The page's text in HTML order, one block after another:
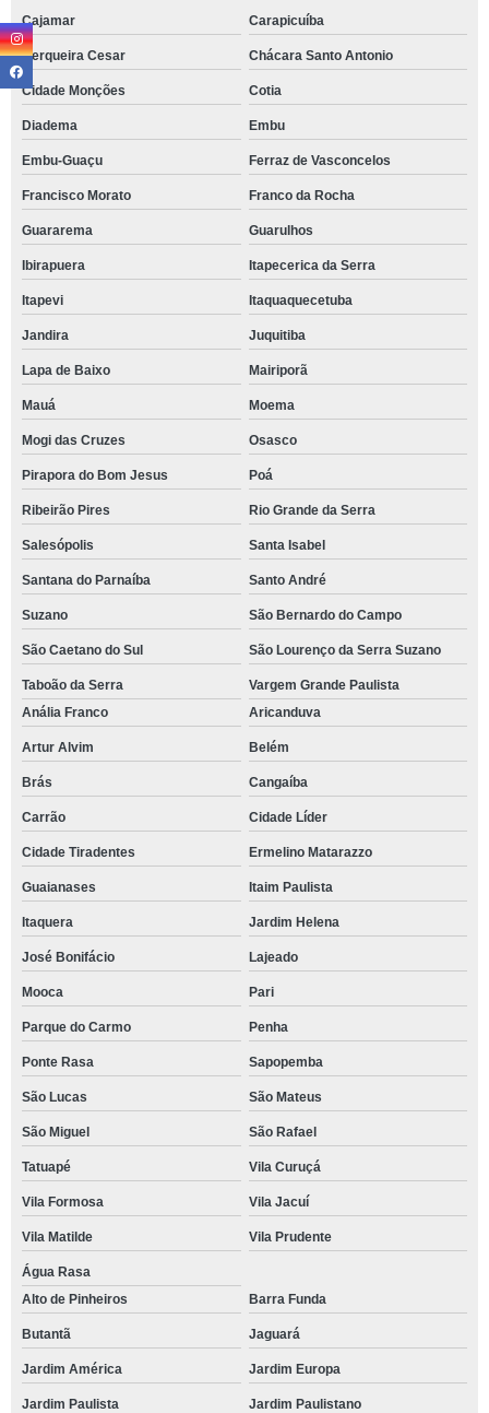
Cajamar Carapicuíba
Cerqueira Cesar Chácara Santo Antonio
Cidade Monções Cotia
Diadema Embu
Embu-Guaçu Ferraz de Vasconcelos
Francisco Morato Franco da Rocha
Guararema Guarulhos
Ibirapuera Itapecerica da Serra
Itapevi Itaquaquecetuba
Jandira Juquitiba
Lapa de Baixo Mairiporã
Mauá Moema
Mogi das Cruzes Osasco
Pirapora do Bom Jesus Poá
Ribeirão Pires Rio Grande da Serra
Salesópolis Santa Isabel
Santana do Parnaíba Santo André
Suzano São Bernardo do Campo
São Caetano do Sul São Lourenço da Serra Suzano
Taboão da Serra
Vargem Grande Paulista
Anália Franco
Aricanduva
Artur Alvim Belém
Brás Cangaíba
Carrão Cidade Líder
Cidade Tiradentes Ermelino Matarazzo
Guaianases Itaim Paulista
Itaquera Jardim Helena
José Bonifácio Lajeado
Mooca Pari
Parque do Carmo Penha
Ponte Rasa Sapopemba
São Lucas São Mateus
São Miguel São Rafael
Tatuapé Vila Curuçá
Vila Formosa Vila Jacuí
Vila Matilde Vila Prudente
Água Rasa
Alto de Pinheiros
Barra Funda
Butantã Jaguará
Jardim América Jardim Europa
Jardim Paulista Jardim Paulistano